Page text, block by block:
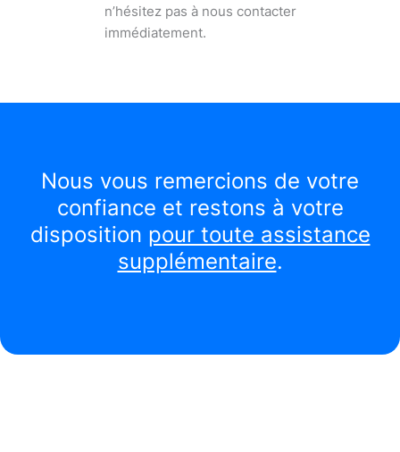
n’hésitez pas à nous contacter
immédiatement.
Nous vous remercions de votre
confiance et restons à votre
disposition pour toute assistance
supplémentaire.